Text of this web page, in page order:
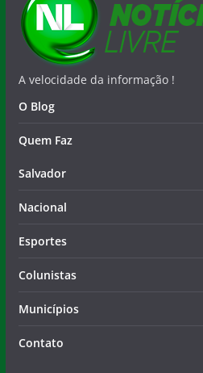
A velocidade da informação !
O Blog
Quem Faz
Salvador
Nacional
Esportes
Colunistas
Municípios
Contato